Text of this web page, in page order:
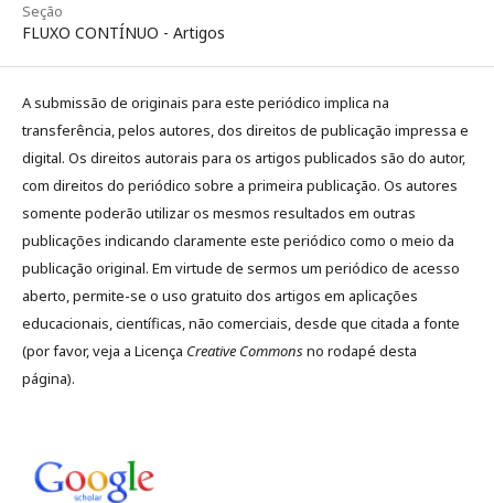
Seção
FLUXO CONTÍNUO - Artigos
A submissão de originais para este periódico implica na
transferência, pelos autores, dos direitos de publicação impressa e
digital. Os direitos autorais para os artigos publicados são do autor,
com direitos do periódico sobre a primeira publicação. Os autores
somente poderão utilizar os mesmos resultados em outras
publicações indicando claramente este periódico como o meio da
publicação original. Em virtude de sermos um periódico de acesso
aberto, permite-se o uso gratuito dos artigos em aplicações
educacionais, científicas, não comerciais, desde que citada a fonte
(por favor, veja a Licença Creative Commonsno rodapé desta
página).